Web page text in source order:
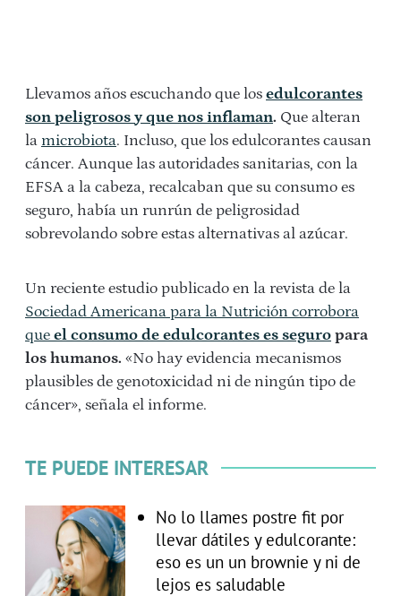
Llevamos años escuchando que los edulcorantes
son peligrosos y que nos inflaman. Que alteran
la microbiota. Incluso, que los edulcorantes causan
cáncer. Aunque las autoridades sanitarias, con la
EFSA a la cabeza, recalcaban que su consumo es
seguro, había un runrún de peligrosidad
sobrevolando sobre estas alternativas al azúcar.
Un reciente estudio publicado en la revista de la
Sociedad Americana para la Nutrición corrobora
que el consumo de edulcorantes es seguro para
los humanos. «No hay evidencia mecanismos
plausibles de genotoxicidad ni de ningún tipo de
cáncer», señala el informe.
TE PUEDE INTERESAR
No lo llames postre fit por
llevar dátiles y edulcorante:
eso es un un brownie y ni de
lejos es saludable